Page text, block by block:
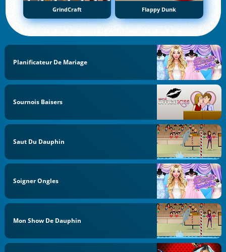
GrindCraft Flappy Dunk
Planificateur De Mariage
Sournois Baisers
Saut Du Dauphin
Soigner Ongles
Mon Show De Dauphin